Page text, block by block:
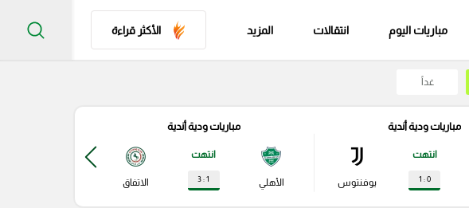
مباريات اليوم انتقالات المزيد الأكثر قراءة
غداً
مباريات ودية أندية
انتهت
0 : 1 يوفنتوس
مباريات ودية أندية
الأهلي
انتهت
1 : 3 الاتفاق